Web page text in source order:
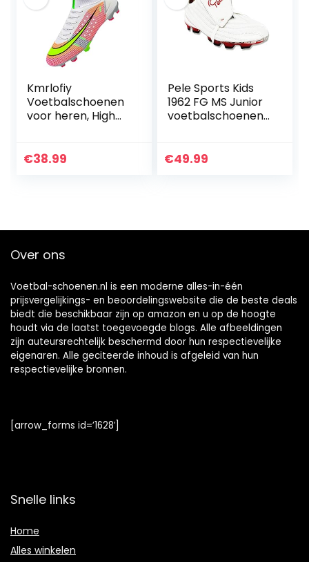
Kmrlofiy
Voetbalschoenen
voor heren, High
voetbalschoenen,
trainingsschoenen,
wedstrijd
€38.99
Pele Sports Kids
1962 FG MS Junior
voetbalschoenen
€49.99
Over ons
Voetbal-schoenen.nl is een moderne alles-in-één
prijsvergelijkings- en beoordelingswebsite die de beste deals
biedt die beschikbaar zijn op amazon en u op de hoogte
houdt via de laatst toegevoegde blogs. Alle afbeeldingen
zijn auteursrechtelijk beschermd door hun respectievelijke
eigenaren. Alle geciteerde inhoud is afgeleid van hun
respectievelijke bronnen.
[arrow_forms id=’1628′]
Snelle links
Home
Alles winkelen